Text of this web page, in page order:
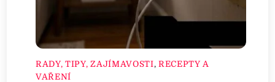
RADY, TIPY, ZAJÍMAVOSTI, RECEPTY A
VAŘENÍ